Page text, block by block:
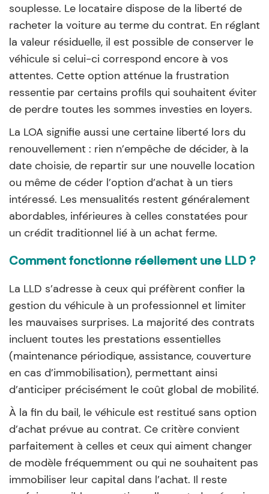
souplesse. Le locataire dispose de la liberté de
racheter la voiture au terme du contrat. En réglant
la valeur résiduelle, il est possible de conserver le
véhicule si celui-ci correspond encore à vos
attentes. Cette option atténue la frustration
ressentie par certains profils qui souhaitent éviter
de perdre toutes les sommes investies en loyers.
La LOA signifie aussi une certaine liberté lors du
renouvellement : rien n’empêche de décider, à la
date choisie, de repartir sur une nouvelle location
ou même de céder l’option d’achat à un tiers
intéressé. Les mensualités restent généralement
abordables, inférieures à celles constatées pour
un crédit traditionnel lié à un achat ferme.
Comment fonctionne réellement une LLD ?
La LLD s’adresse à ceux qui préfèrent confier la
gestion du véhicule à un professionnel et limiter
les mauvaises surprises. La majorité des contrats
incluent toutes les prestations essentielles
(maintenance périodique, assistance, couverture
en cas d’immobilisation), permettant ainsi
d’anticiper précisément le coût global de mobilité.
À la fin du bail, le véhicule est restitué sans option
d’achat prévue au contrat. Ce critère convient
parfaitement à celles et ceux qui aiment changer
de modèle fréquemment ou qui ne souhaitent pas
immobiliser leur capital dans l’achat. Il reste